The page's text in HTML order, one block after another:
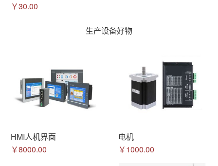
￥30.00
生产设备好物
HMI人机界面
￥8000.00
电机
￥1000.00